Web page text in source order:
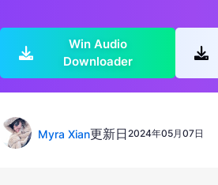
Win Audio
Downloader
Myra Xian更新日2024年05月07日